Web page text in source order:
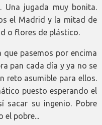
Una jugada muy bonita.
el Madrid y la mitad de
o flores de plástico.
que pasemos por encima
pan cada día y ya no se
reto asumible para ellos.
puesto esperando el
sacar su ingenio. Pobre
el pobre...